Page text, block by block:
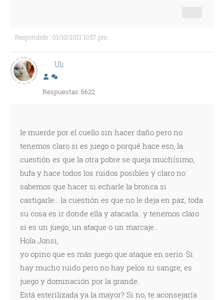
Respondido : 01/10/2011 10:57 pm
Uli
Respuestas: 6622
le muerde por el cuello sin hacer daño pero no
tenemos claro si es juego o porqué hace eso, la
cuestión es que la otra pobre se queja muchísimo,
bufa y hace todos los ruidos posibles y claro no
sabemos que hacer si echarle la bronca si
castigarle... la cuestión es que no le deja en paz, toda
su cosa es ir donde ella y atacarla.. y tenemos claro
si es un juego, un ataque o un marcaje..
Hola Jonsi,
yo opino que es más juego que ataque en serio. Si
hay mucho ruido pero no hay pelos ni sangre, es
juego y dominación por la grande.
Está esterilizada ya la mayor? Si no, te aconsejaría